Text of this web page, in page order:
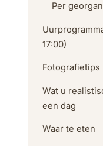
Per
17:00)
Fotografietips
Wat u
een dag
Waar te eten